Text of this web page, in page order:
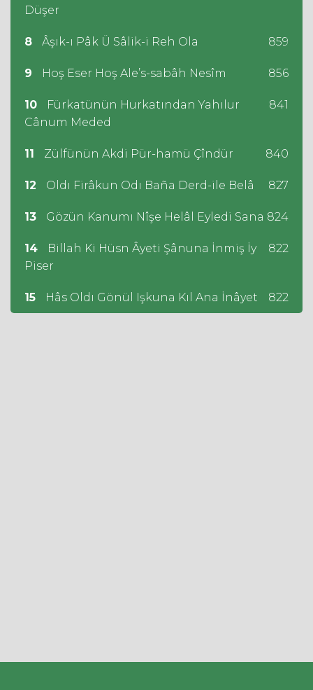
Düşer
8 Âşık-ı Pâk Ü Sâlik-i Reh Ola 859
9 Hoş Eser Hoş Ale’s-sabâh Nesîm 856
10
Fürkatünün Hurkatından Yahılur
Cânum Meded
841
11 Zülfünün Akdi Pür-hamü Çîndür 840
12 Oldı Firâkun Odı Baña Derd-ile Belâ 827
13 Gözün Kanumı Nîşe Helâl Eyledi Sana 824
14
Billah Ki Hüsn Âyeti Şânuna İnmiş İy
Piser
822
15 Hâs Oldı Gönül Işkuna Kıl Ana İnâyet 822